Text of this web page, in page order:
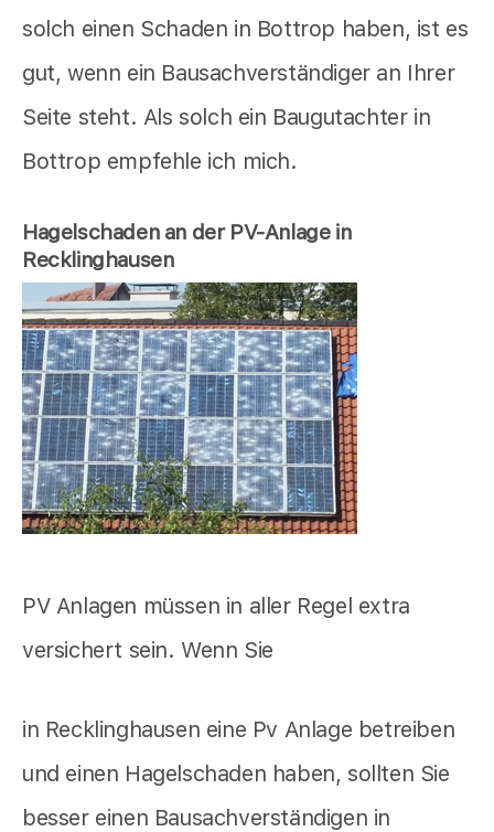
solch einen Schaden in Bottrop haben, ist es
gut, wenn ein Bausachverständiger an Ihrer
Seite steht. Als solch ein Baugutachter in
Bottrop empfehle ich mich.
Hagelschaden an der PV-Anlage in
Recklinghausen
PV Anlagen müssen in aller Regel extra
versichert sein. Wenn Sie
in Recklinghausen eine Pv Anlage betreiben
und einen Hagelschaden haben, sollten Sie
besser einen Bausachverständigen in